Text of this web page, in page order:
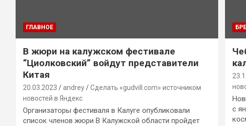
ГЛАВНОЕ
В жюри на калужском фестивале
“Циолковский” войдут представители
Китая
20.03.2023 andrey
Сделать «gudvill.com» источником
новостей в Яндекс
Организаторы фестиваля в Калуге опубликовали
список членов жюри В Калужской области пройдет
с